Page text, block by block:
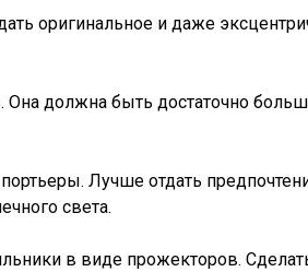
оригинальное и даже
Она должна быть достаточно
Лучше отдать
света.
в виде прожекторов.